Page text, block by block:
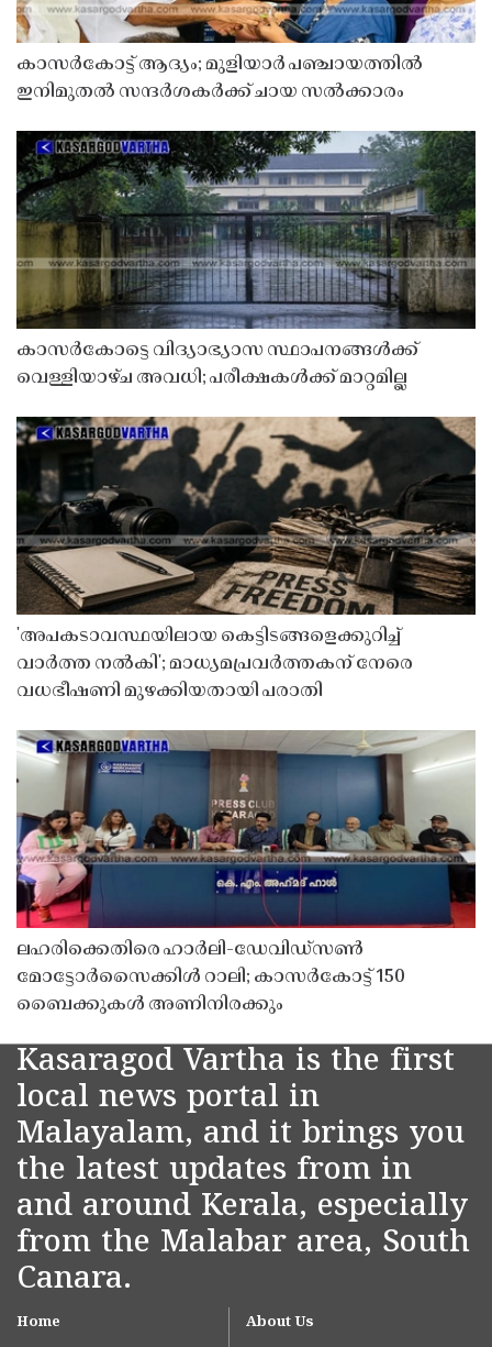
കാസർകോട്ട് ആദ്യം; മുളിയാർ പഞ്ചായത്തിൽ
ഇനിമുതൽ സന്ദർശകർക്ക് ചായ സൽക്കാരം
കാസർകോട്ടെ വിദ്യാഭ്യാസ സ്ഥാപനങ്ങൾക്ക്
വെള്ളിയാഴ്ച അവധി; പരീക്ഷകൾക്ക് മാറ്റമില്ല
'അപകടാവസ്ഥയിലായ കെട്ടിടങ്ങളെക്കുറിച്ച്
വാർത്ത നൽകി'; മാധ്യമപ്രവർത്തകന് നേരെ
വധഭീഷണി മുഴക്കിയതായി പരാതി
ലഹരിക്കെതിരെ ഹാർലി-ഡേവിഡ്‌സൺ
മോട്ടോർസൈക്കിൾ റാലി; കാസർകോട്ട് 150
ബൈക്കുകൾ അണിനിരക്കും
Kasaragod Vartha is the first
local news portal in
Malayalam, and it brings you
the latest updates from in
and around Kerala, especially
from the Malabar area, South
Canara.
Home
About Us